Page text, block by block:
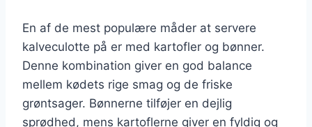
En af de mest populære måder at servere
kalveculotte på er med kartofler og bønner.
Denne kombination giver en god balance
mellem kødets rige smag og de friske
grøntsager. Bønnerne tilføjer en dejlig
sprødhed, mens kartoflerne giver en fyldig og